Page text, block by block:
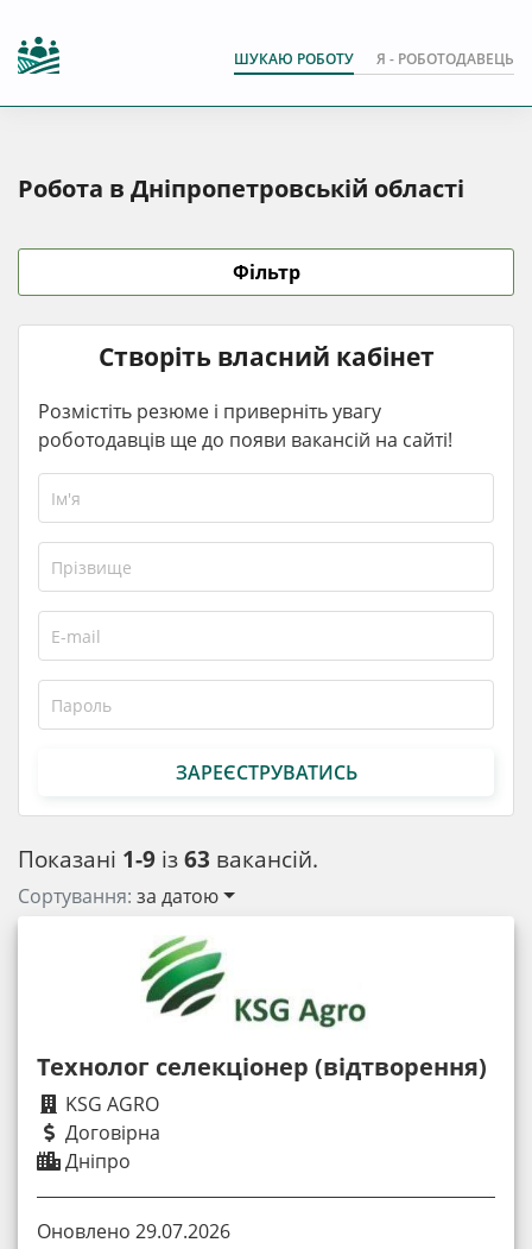
ШУКАЮ РОБОТУ Я - РОБОТОДАВЕЦЬ
Робота в Дніпропетровській області
Показані 1-9 із63 вакансій.
Сортування: за датою
Технолог селекціонер (відтворення)
KSG AGRO
Договірна
Дніпро
Оновлено 29.07.2026
Фільтр
Створіть власний кабінет
Розмістіть резюме і приверніть увагу
роботодавців ще до появи вакансій на сайті!
ЗАРЕЄСТРУВАТИСЬ